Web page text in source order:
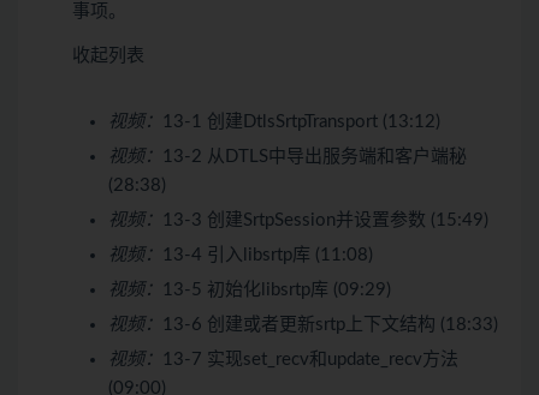
事项。
收起列表
视频：
13-1 创建DtlsSrtpTransport (13:12)
视频：
13-2 从DTLS中导出服务端和客户端秘
(28:38)
视频：
13-3 创建SrtpSession并设置参数 (15:49)
视频：
13-4 引入libsrtp库 (11:08)
视频：
13-5 初始化libsrtp库 (09:29)
视频：
13-6 创建或者更新srtp上下文结构 (18:33)
视频：
13-7 实现set_recv和update_recv方法
(09:00)